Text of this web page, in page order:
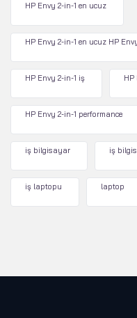
HP Envy 2-in-1 en ucuz
HP Envy 2-in-1 en ucuz HP
HP Envy 2-in-1 iş HP
HP Envy 2-in-1 performance
iş bilgisayar iş
iş laptopu laptop